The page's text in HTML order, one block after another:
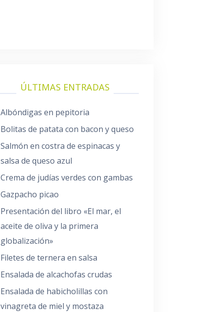
ÚLTIMAS ENTRADAS
Albóndigas en pepitoria
Bolitas de patata con bacon y queso
Salmón en costra de espinacas y
salsa de queso azul
Crema de judías verdes con gambas
Gazpacho picao
Presentación del libro «El mar, el
aceite de oliva y la primera
globalización»
Filetes de ternera en salsa
Ensalada de alcachofas crudas
Ensalada de habicholillas con
vinagreta de miel y mostaza